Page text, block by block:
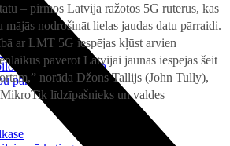
uzskaite
pārvaldnieks
iekārtu pārvaldība
pārvaldnieks
– pirmos Latvijā ražotos 5G rūterus, kas
nodrošināt lielas jaudas datu pārraidi.
ar LMT 5G iespējas kļūst arvien
paverot Latvijai jaunas iespējas šeit
norāda Džons Tallijs (John Tully),
līdzīpašnieks un valdes